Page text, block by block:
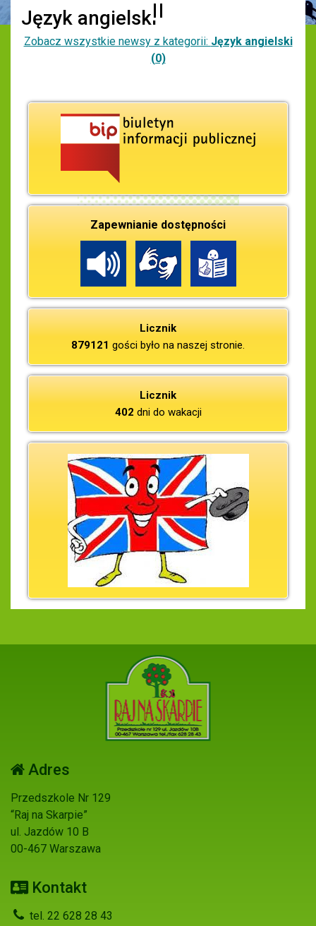
Język angielski
Zobacz wszystkie newsy z kategorii: Język angielski
(0)
Zapewnianie dostępności
Licznik
879121 gości było na naszej stronie.
Licznik
402 dni do wakacji
Adres
Przedszkole Nr 129
“Raj na Skarpie”
ul. Jazdów 10 B
00-467 Warszawa
Kontakt
tel. 22 628 28 43